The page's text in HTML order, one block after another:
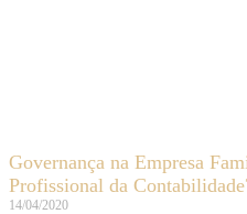
Governança na Empresa
Profissional da
14/04/2020